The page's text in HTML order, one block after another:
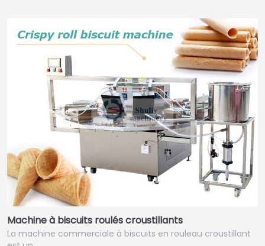
Machine à biscuits roulés croustillants
La machine commerciale à biscuits en rouleau croustillant